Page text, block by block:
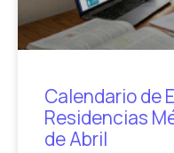
Calendario de
Residencias
de Abril